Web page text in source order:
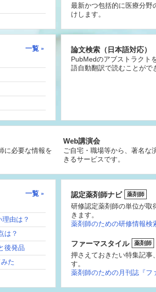
最新かつ包括的に医療分野
けします。
一覧
論文検索（日本語対応）
PubMedのアブストラクト
語自動翻訳で読むことがで
に必要な情報を
Web講演会
ご自宅・職場等から、著名な
きるサービスです。
一覧
由は？
は？
後発品
た
認定薬剤師ナビ 薬剤師
研修認定薬剤師の単位が取
きます。
薬剤師のための研修情報検
ファーマスタイル 薬剤師
押さえておきたい特集記事
す。
薬剤師のための月刊誌『フ